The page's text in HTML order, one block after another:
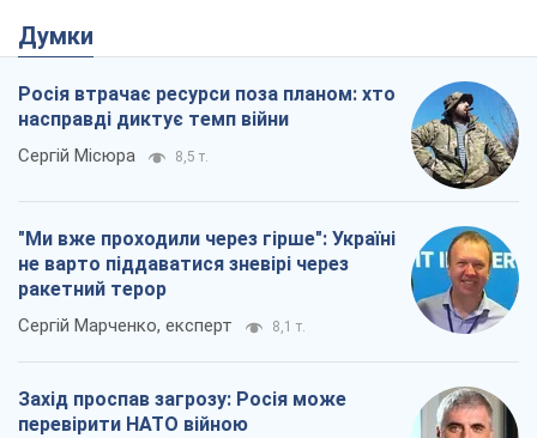
Думки
Росія втрачає ресурси поза планом: хто
насправді диктує темп війни
Сергій Місюра 8,5 т.
"Ми вже проходили через гірше": Україні
не варто піддаватися зневірі через
ракетний терор
Сергій Марченко, експерт 8,1 т.
Захід проспав загрозу: Росія може
перевірити НАТО війною